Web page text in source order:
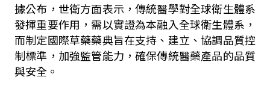
據公布，世衛方面表示，傳統醫學對全球衛生體系
發揮重要作用，需以實證為本融入全球衛生體系，
而制定國際草藥藥典旨在支持、建立、協調品質控
制標準，加強監管能力，確保傳統醫藥產品的品質
與安全。